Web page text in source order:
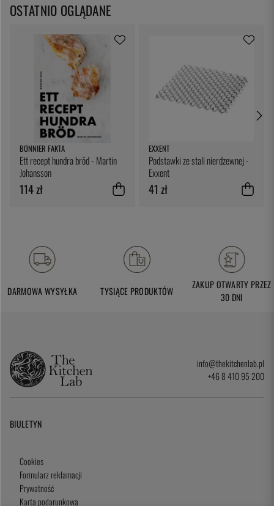
OSTATNIO OGLĄDANE
BONNIER FAKTA
Ett recept hundra bröd - Martin
Johansson
114 zł
EXXENT
Podstawki ze stali nierdzewnej -
Exxent
41 zł
DARMOWA WYSYŁKA TYSIĄCE PRODUKTÓW
ZAKUP OTWARTY PRZEZ
30 DNI
info@thekitchenlab.pl
+46 8 410 95 200
BIULETYN
Cookies
Formularz reklamacji
Prywatność
Karta podarunkowa